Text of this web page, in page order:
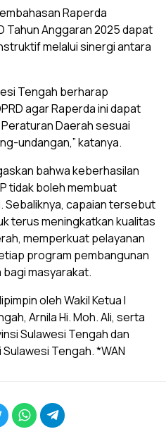
Raperda
Tahun Anggaran 2025 dapat
melalui sinergi antara
Tengah berharap
agar Raperda ini dapat
Daerah sesuai
undangan,” katanya.
bahwa keberhasilan
tidak boleh membuat
Sebaliknya, capaian tersebut
terus meningkatkan kualitas
memperkuat pelayanan
program pembangunan
masyarakat.
oleh Wakil Ketua I
Arnila Hi. Moh. Ali, serta
Sulawesi Tengah dan
Tengah. *WAN